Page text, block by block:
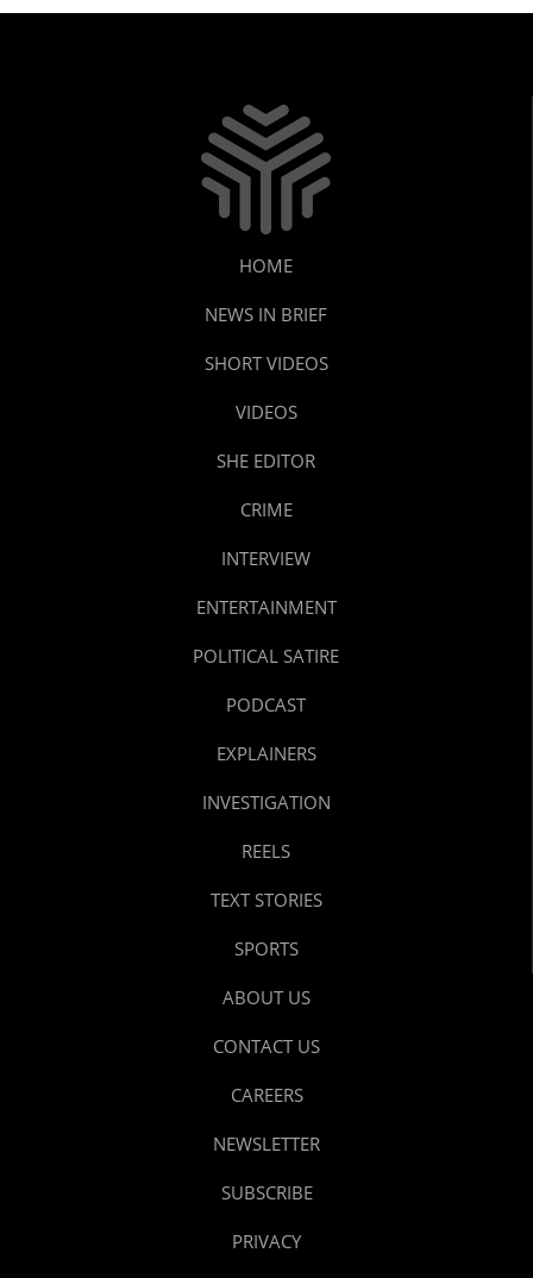
HOME
NEWS IN BRIEF
SHORT VIDEOS
VIDEOS
SHE EDITOR
CRIME
INTERVIEW
ENTERTAINMENT
POLITICAL SATIRE
PODCAST
EXPLAINERS
INVESTIGATION
REELS
TEXT STORIES
SPORTS
ABOUT US
CONTACT US
CAREERS
NEWSLETTER
SUBSCRIBE
PRIVACY